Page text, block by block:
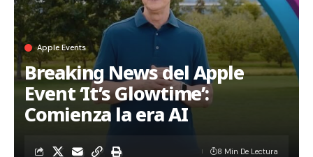
Apple Events
Breaking News del Apple
Event ‘It’s Glowtime’:
Comienza la era AI
8 Min De Lectura